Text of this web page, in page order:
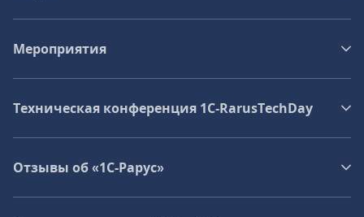
Мероприятия
Техническая конференция 1C‑RarusTechDay
Отзывы об «1С-Рарус»